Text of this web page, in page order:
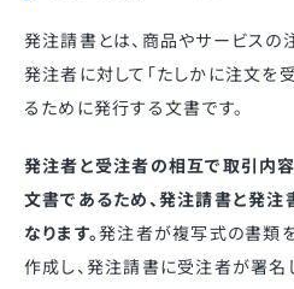
発注請書とは、商品やサービスの
発注者に対して「たしかに注文を
るために発行する文書です。
発注者と受注者の相互で取引内
文書であるため、発注請書と発注
なります。発注者が複写式の書類
作成し、発注請書に受注者が署名